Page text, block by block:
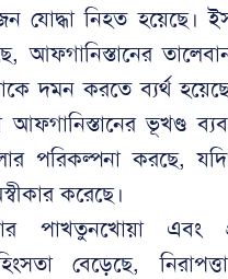
যোদ্ধা নিহত হয়েছে।
আফগানিস্তানের
দমন করতে ব্যর্থ
আফগানিস্তানের ভূখণ্ড
পরিকল্পনা করছে,
করেছে।
পাখতুনখোয়া এবং
বেড়েছে,